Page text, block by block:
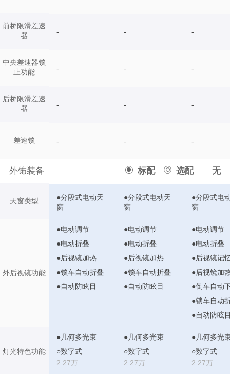
前桥限滑差速
器
中央差速器锁
止功能
后桥限滑差速
器
差速锁
外饰装备 标配 选配 无
天窗类型
外后视镜功能
灯光特色功能
- - -
- - -
- - -
- - -
●分段式电动天
窗
●分段式电动天
窗
●分段式电
窗
●电动调节
●电动折叠
●后视镜加热
●锁车自动折叠
●自动防眩目
●电动调节
●电动折叠
●后视镜加热
●锁车自动折叠
●自动防眩目
●电动调节
●电动折叠
●后视镜记
●后视镜加
●倒车自动
●锁车自动
●自动防眩
●几何多光束
○数字式
2.27万
●几何多光束
○数字式
2.27万
●几何多光
○数字式
2.27万